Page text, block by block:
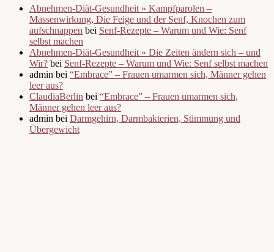
Abnehmen-Diät-Gesundheit » Kampfparolen –
Massenwirkung, Die Feige und der Senf, Knochen zum
aufschnappen bei Senf-Rezepte – Warum und Wie: Senf
selbst machen
Abnehmen-Diät-Gesundheit » Die Zeiten ändern sich – und
Wir? bei Senf-Rezepte – Warum und Wie: Senf selbst machen
admin bei “Embrace” – Frauen umarmen sich, Männer gehen
leer aus?
ClaudiaBerlin bei “Embrace” – Frauen umarmen sich,
Männer gehen leer aus?
admin bei Darmgehirn, Darmbakterien, Stimmung und
Übergewicht